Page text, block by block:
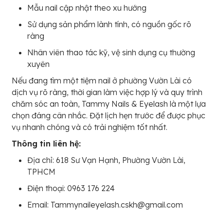
Mẫu nail cập nhật theo xu hướng
Sử dụng sản phẩm lành tính, có nguồn gốc rõ
ràng
Nhân viên thao tác kỹ, vệ sinh dụng cụ thường
xuyên
Nếu đang tìm một tiệm nail ở phường Vườn Lài có
dịch vụ rõ ràng, thời gian làm việc hợp lý và quy trình
chăm sóc an toàn, Tammy Nails & Eyelash là một lựa
chọn đáng cân nhắc. Đặt lịch hẹn trước để được phục
vụ nhanh chóng và có trải nghiệm tốt nhất.
Thông tin liên hệ:
Địa chỉ: 618 Sư Vạn Hạnh, Phường Vườn Lài,
TPHCM
Điện thoại: 0963 176 224
Email: Tammynaileyelash.cskh@gmail.com